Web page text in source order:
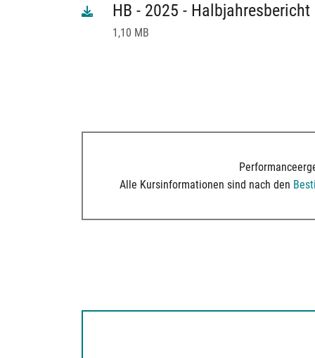
HB - 2025 - Halbjahresbericht
1,10 MB
Alle Kursinformationen sind nach den